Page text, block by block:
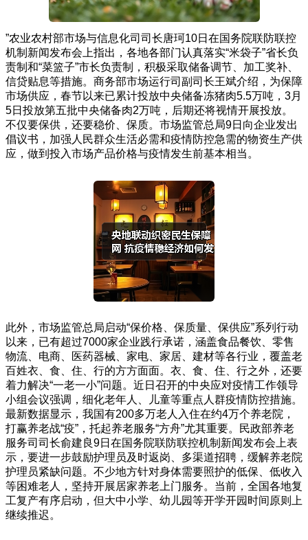
”农业农村部市场与信息化司司长唐珂10日在国务院联防联控
机制新闻发布会上指出，各地各部门认真落实“米袋子”省长负
责制和“菜篮子”市长负责制，积极采取储备调节、加工奖补、
信贷贴息等措施。商务部市场运行司副司长王斌介绍，为保障
市场供应，春节以来已累计投放中央储备冻猪肉5.5万吨，3月
5日投放第五批中央储备肉2万吨，后期还将视情开展投放。
不仅要保供，还要稳价、保质。市场监管总局9日向企业发出
倡议书，加强人民群众生活必需和疫情防控急需的物资生产供
应，做到投入市场产品价格与疫情发生前基本相当。
此外，市场监管总局启动“保价格、保质量、保供应”系列行动
以来，已有超过7000家企业践行承诺，涵盖食品餐饮、零售
物流、电商、医药器械、家电、家居、建材等各行业，覆盖老
百姓衣、食、住、行的方方面面。衣、食、住、行之外，还要
着力解决“一老一小”问题。近日召开的中央应对疫情工作领导
小组会议强调，细化老年人、儿童等重点人群疫情防控措施。
最新数据显示，我国有200多万老人入住在约4万个养老院，
打赢养老战“疫”，托起养老服务“方舟”尤其重要。民政部养老
服务司司长俞建良9日在国务院联防联控机制新闻发布会上表
示，要进一步鼓励护理员及时返岗、多渠道招聘，缓解养老院
护理员紧缺问题。不少地方针对身体需要照护的低保、低收入
等困难老人，坚持开展居家养老上门服务。当前，全国各地复
工复产有序启动，但大中小学、幼儿园等开学开园时间原则上
继续推迟。